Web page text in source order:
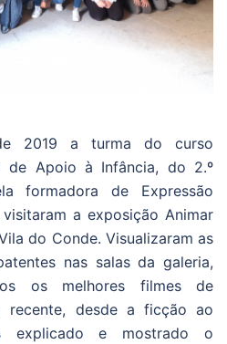
2019 a turma do curso
de Apoio à Infância, do 2.º
formadora de Expressão
a exposição Animar
do Conde. Visualizaram as
nas salas da galeria,
os melhores filmes de
recente, desde a ficção ao
explicado e mostrado o